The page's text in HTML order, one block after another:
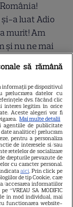
a luat Adio
murit! Am
și nu ne mai
bani de la
părinții,
vârstnic
s-a decis!
Ilie Bolojan,
Toată
să rămână
informații pe dispozitivul
prelucrarea datelor cu
dvs. făcând clic
interes legitim în orice
Aceste alegeri vor fi
Mai multe detalii
agentiile de publicitate
analitice) prelucram
pentru a personaliza
de interesele si/sau
retelelor de socializare
drepturile prevazute de
cu caracter personal.
aici. Prin click pe
de tip Cookie, care
accesarea informatiilor
“VREAU SA MODIFIC
in mod individual, mai
functionarea website-